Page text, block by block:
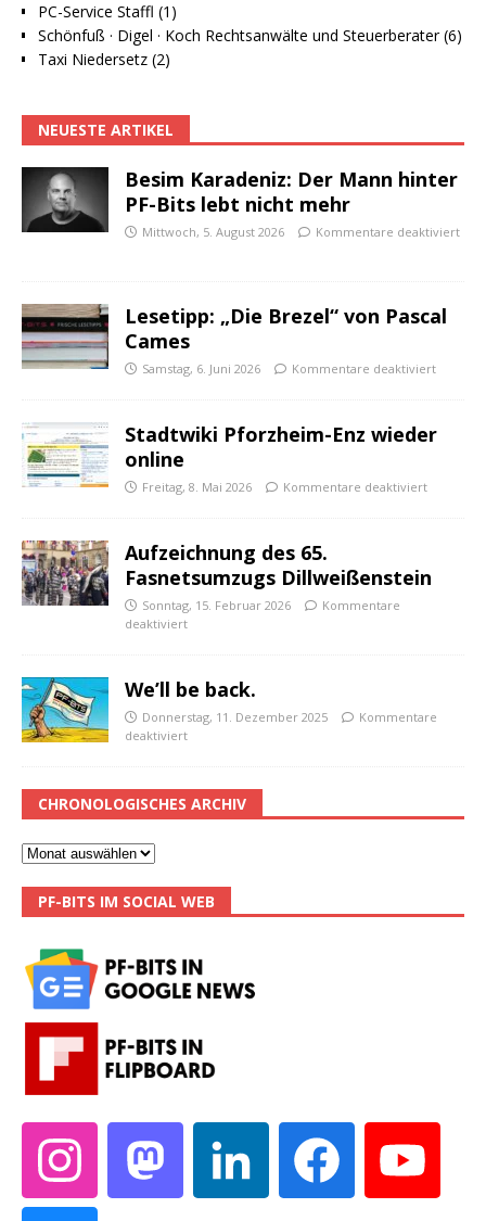
PC-Service Staffl (1)
Schönfuß · Digel · Koch Rechtsanwälte und Steuerberater (6)
Taxi Niedersetz (2)
NEUESTE ARTIKEL
Besim Karadeniz: Der Mann hinter
PF-Bits lebt nicht mehr
Mittwoch, 5. August 2026 Kommentare deaktiviert
Lesetipp: „Die Brezel“ von Pascal
Cames
Samstag, 6. Juni 2026 Kommentare deaktiviert
Stadtwiki Pforzheim-Enz wieder
online
Freitag, 8. Mai 2026 Kommentare deaktiviert
Aufzeichnung des 65.
Fasnetsumzugs Dillweißenstein
Sonntag, 15. Februar 2026
Kommentare
deaktiviert
We’ll be back.
Donnerstag, 11. Dezember 2025
Kommentare
deaktiviert
CHRONOLOGISCHES ARCHIV
PF-BITS IM SOCIAL WEB